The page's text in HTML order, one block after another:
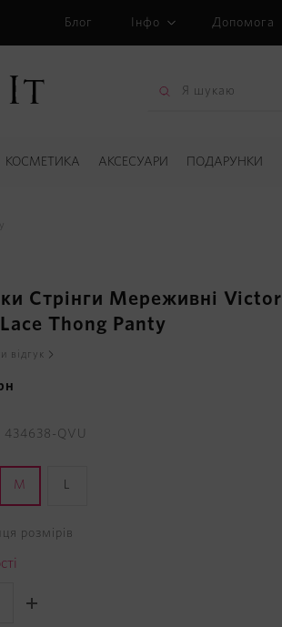
Блог Інфо Допомога
КОСМЕТИКА АКСЕСУАРИ ПОДАРУНКИ
Стрінги Мереживні
Thong Panty
відгук
434638-QVU
M L
розмірів